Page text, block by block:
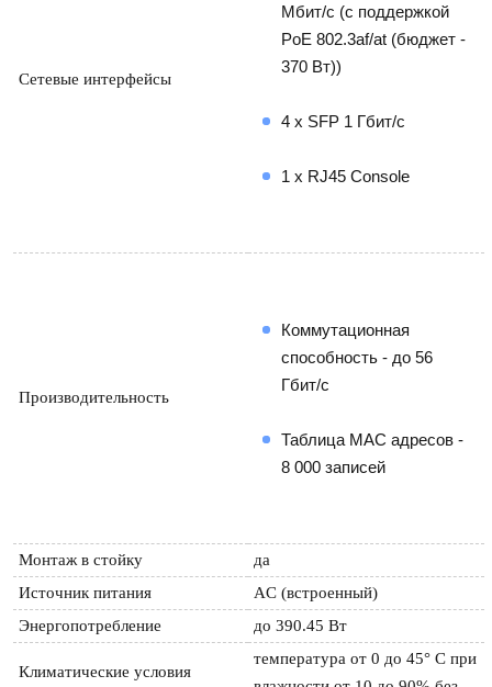
Сетевые интерфейсы
Мбит/с (с поддержкой
PoE 802.3af/at (бюджет -
370 Вт))
4 x SFP 1 Гбит/с
1 x RJ45 Console
Производительность
Коммутационная
способность - до 56
Гбит/с
Таблица МАС адресов -
8 000 записей
Монтаж в стойку
да
Источник питания
AC (встроенный)
Энергопотребление
до 390.45 Вт
Климатические условия
температура от 0 до 45° C при